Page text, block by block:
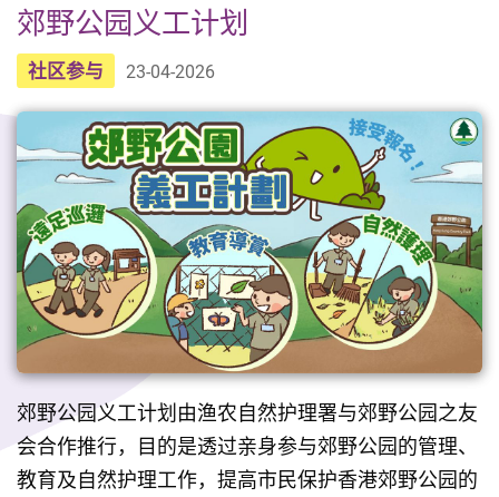
郊野公园义工计划
社区参与 23-04-2026
郊野公园义工计划由渔农自然护理署与郊野公园之友
会合作推行，目的是透过亲身参与郊野公园的管理、
教育及自然护理工作，提高市民保护香港郊野公园的